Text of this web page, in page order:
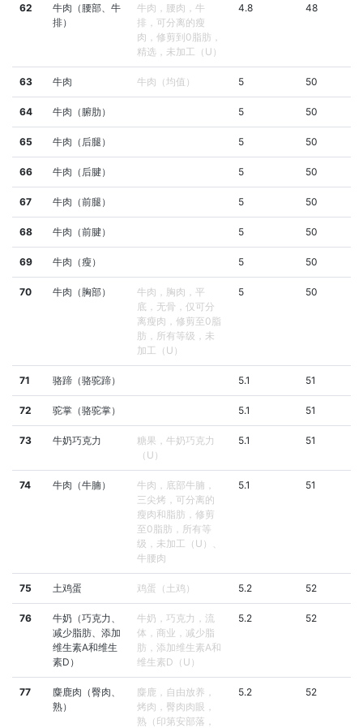
62
牛肉（腰部、牛
排）
牛肉，腰肉，牛
排，可分离的瘦
肉，修剪到0脂肪，
精选，未加工（U）
4.8 48
63 牛肉 牛肉（均值） 5 50
64 牛肉（腑肋） 5 50
65 牛肉（后腿） 5 50
66 牛肉（后腱） 5 50
67 牛肉（前腿） 5 50
68 牛肉（前腱） 5 50
69 牛肉（瘦） 5 50
70 牛肉（胸部）
牛肉，胸肉，平
底，无骨，仅可分
离瘦肉，修剪至0脂
肪，所有等级，未
加工（U）
5 50
71 骆蹄（骆驼蹄） 5.1 51
72 驼掌（骆驼掌） 5.1 51
73 牛奶巧克力
糖果，牛奶巧克力
（U）
5.1 51
74 牛肉（牛腩）
牛肉，底部牛腩，
三尖烤，可分离的
瘦肉和脂肪，修剪
至0脂肪，所有等
级，未加工（U）、
牛腰肉
5.1 51
75 土鸡蛋 鸡蛋（土鸡） 5.2 52
76
牛奶（巧克力、
减少脂肪、添加
维生素A和维生
素D）
牛奶，巧克力，流
体，商业，减少脂
肪，添加维生素A和
维生素D（U）
5.2 52
77
麋鹿肉（臀肉、
熟）
麋鹿，自由放养，
烤肉，臀肉肉眼，
熟（印第安部落，
5.2 52